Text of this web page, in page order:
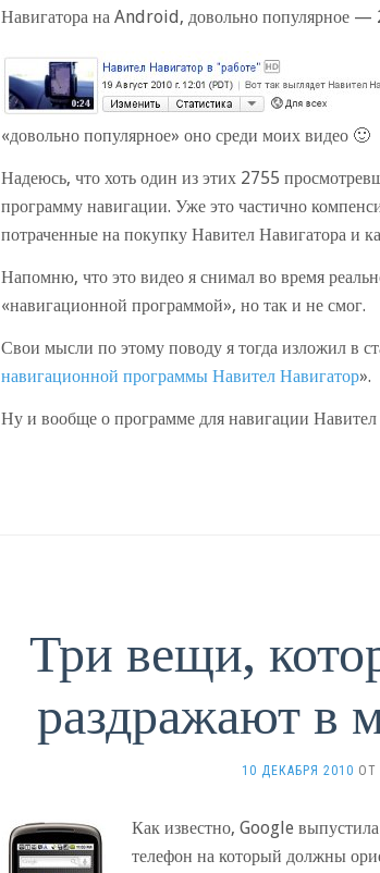
Навигатора на Android, довольно популярное —
«довольно популярное» оно среди моих видео 🙂
Надеюсь, что хоть один из этих 2755
программу навигации. Уже это частично
потраченные на покупку Навител Навигатора и
Напомню, что это видео я снимал во время
«навигационной программой», но так и не смог.
Свои мысли по этому поводу я тогда изложил в
навигационной программы Навител Навигатор».
Ну и вообще о программе для навигации Навител
Три вещи,
раздражают в
10 ДЕКАБРЯ 2010 ОТ
Как известно, Google
телефон на который должны